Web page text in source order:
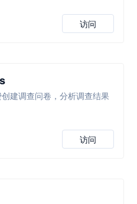
访问
建调查问卷，分析调查结果
访问